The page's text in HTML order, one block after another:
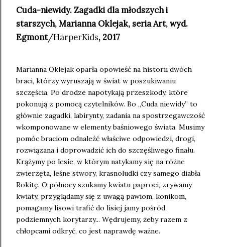
Cuda-niewidy. Zagadki dla młodszych i
starszych, Marianna Oklejak, seria Art, wyd.
Egmont/HarperKids, 2017
Marianna Oklejak oparła opowieść na historii dwóch
braci, którzy wyruszają w świat w poszukiwaniu
szczęścia. Po drodze napotykają przeszkody, które
pokonują z pomocą czytelników. Bo „Cuda niewidy” to
głównie zagadki, labirynty, zadania na spostrzegawczość
wkomponowane w elementy baśniowego świata. Musimy
pomóc braciom odnaleźć właściwe odpowiedzi, drogi,
rozwiązana i doprowadzić ich do szczęśliwego finału.
Krążymy po lesie, w którym natykamy się na różne
zwierzęta, leśne stwory, krasnoludki czy samego diabła
Rokitę. O północy szukamy kwiatu paproci, zrywamy
kwiaty, przyglądamy się z uwagą pawiom, konikom,
pomagamy lisowi trafić do lisiej jamy pośród
podziemnych korytarzy... Wędrujemy, żeby razem z
chłopcami odkryć, co jest naprawdę ważne.